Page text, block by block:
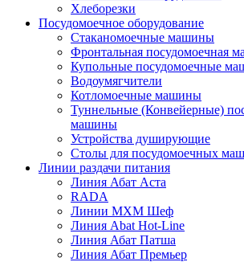
Хлеборезки
Посудомоечное оборудование
Стаканомоечные машины
Фронтальная посудомоечная
Купольные посудомоечные
Водоумягчители
Котломоечные машины
Туннельные (Конвейерные)
машины
Устройства душирующие
Столы для посудомоечных
Линии раздачи питания
Линия Абат Аста
RADA
Линии МХМ Шеф
Линия Abat Hot-Line
Линия Абат Патша
Линия Абат Премьер